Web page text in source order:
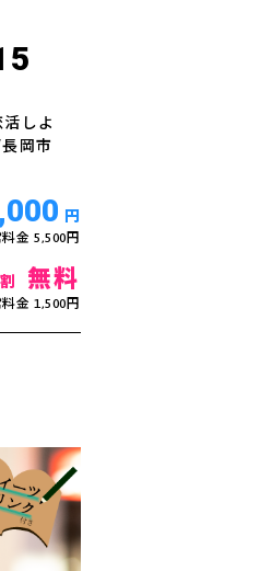
しよ
岡市
円
金 5,500円
無料
金 1,500円